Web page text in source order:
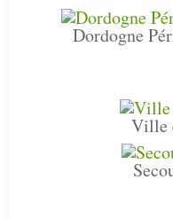
Dordogne
Ville